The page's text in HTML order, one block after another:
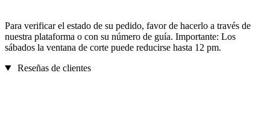
Para verificar el estado de su pedido, favor de hacerlo a través de
nuestra plataforma o con su número de guía. Importante: Los
sábados la ventana de corte puede reducirse hasta 12 pm.
Reseñas de clientes